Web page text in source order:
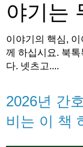
야기는
이야기의 핵심,
께 하십시요. 북
다. 넷츠고....
2026년 간
비는 이 책